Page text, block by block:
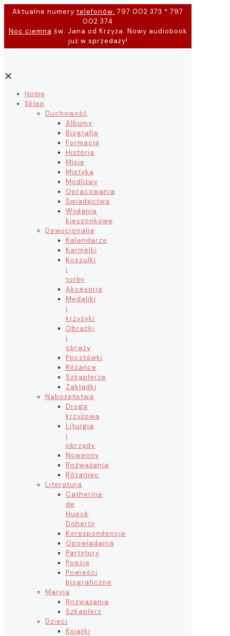
Aktualne numery telefonów: 797 002 373 * 797
002 374
Noc ciemna św. Jana od Krzyża. Nowy audiobook
już w sprzedaży!
✕
Home
Sklep
Duchowość
Albumy
Biografie
Formacja
Historia
Misje
Mistyka
Modlitwy
Opracowania
Świadectwa
Wydania
kieszonkowe
Dewocjonalia
Kalendarze
Karmelki
Koszulki
i
torby
Akcesoria
Medaliki
i
krzyżyki
Obrazki
i
obrazy
Pocztówki
Różańce
Szkaplerze
Zakładki
Nabożeństwa
Droga
krzyżowa
Liturgia
i
obrzędy
Nowenny
Rozważania
Różaniec
Literatura
Catherine
de
Hueck
Doherty
Korespondencje
Opowiadania
Partytury
Poezje
Powieści
biograficzne
Maryja
Rozważania
Szkaplerz
Dzieci
Książki